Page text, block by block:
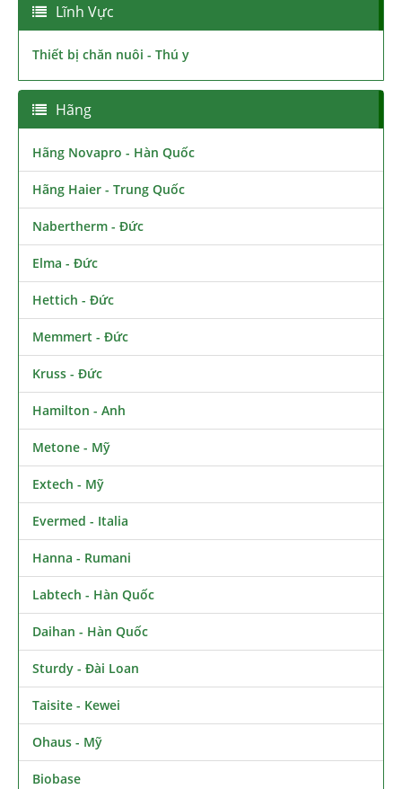
Lĩnh Vực
Thiết bị chăn nuôi - Thú y
Hãng
Hãng Novapro - Hàn Quốc
Hãng Haier - Trung Quốc
Nabertherm - Đức
Elma - Đức
Hettich - Đức
Memmert - Đức
Kruss - Đức
Hamilton - Anh
Metone - Mỹ
Extech - Mỹ
Evermed - Italia
Hanna - Rumani
Labtech - Hàn Quốc
Daihan - Hàn Quốc
Sturdy - Đài Loan
Taisite - Kewei
Ohaus - Mỹ
Biobase